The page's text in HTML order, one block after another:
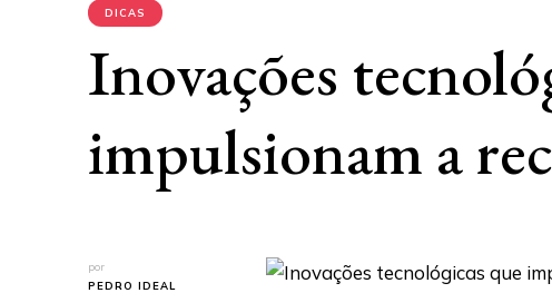
DICAS
Inovações
impulsionam a
por
PEDRO IDEAL